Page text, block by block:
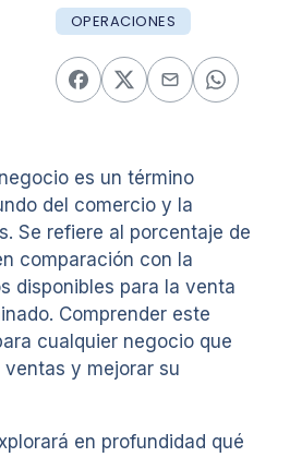
OPERACIONES
es un término
del comercio y la
Se refiere al porcentaje de
comparación con la
disponibles para la venta
Comprender este
cualquier negocio que
y mejorar su
en profundidad qué